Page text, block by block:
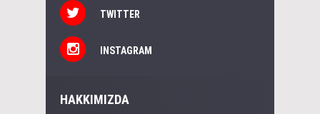
TWITTER
INSTAGRAM
HAKKIMIZDA